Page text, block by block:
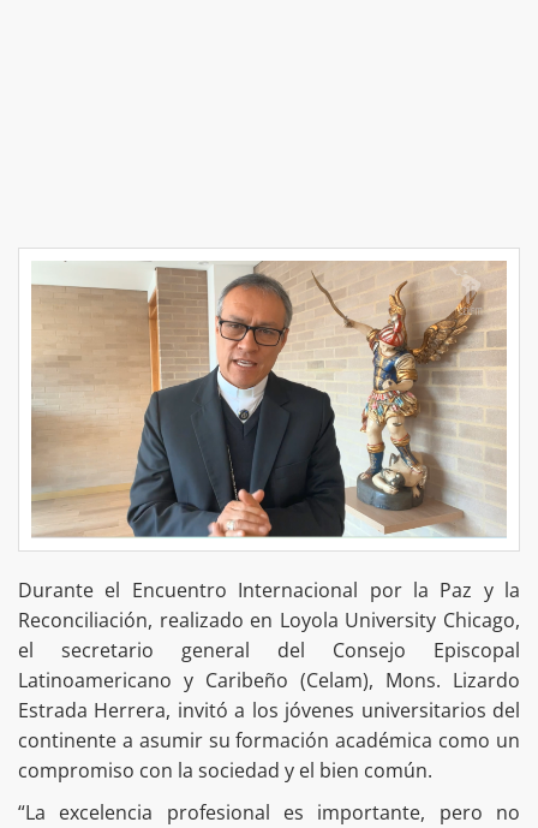
Durante el Encuentro Internacional por la Paz y la
Reconciliación, realizado en Loyola University Chicago,
el secretario general del Consejo Episcopal
Latinoamericano y Caribeño (Celam), Mons. Lizardo
Estrada Herrera, invitó a los jóvenes universitarios del
continente a asumir su formación académica como un
compromiso con la sociedad y el bien común.
“La excelencia profesional es importante, pero no